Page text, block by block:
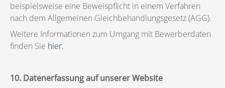
beispielsweise eine Beweispflicht in einem Verfahren
nach dem Allgemeinen Gleichbehandlungsgesetz (AGG).
Weitere Informationen zum Umgang mit Bewerberdaten
finden Sie hier.
10. Datenerfassung auf unserer Website